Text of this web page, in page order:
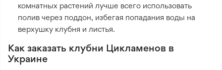
комнатных растений лучше всего использовать
полив через поддон, избегая попадания воды на
верхушку клубня и листья.
Как заказать клубни Цикламенов в
Украине